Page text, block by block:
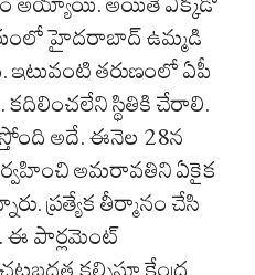
హైదరాబాద్ ఉమ్మడి
ఇటువంటి తరుణంలో ఏపీ
స్థితికి చేరాలి.
అదే. ఈనెల 28న
అమరావతిని ఏకైక
ప్రత్యేక తీర్మానం చేసి
ఈ పార్లమెంట్
కల్పిస్తూ కేంద్ర